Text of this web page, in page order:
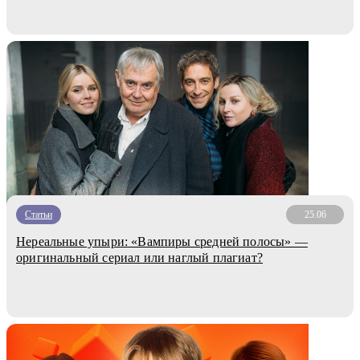
Статьи 25.06
Нереальные упыри: «Вампиры средней полосы» —
оригинальный сериал или наглый плагиат?